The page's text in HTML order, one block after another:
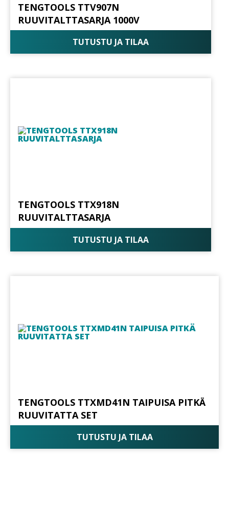
TENGTOOLS TTV907N
RUUVITALTTASARJA 1000V
TUTUSTU JA TILAA
TENGTOOLS TTX918N
RUUVITALTTASARJA
TUTUSTU JA TILAA
TENGTOOLS TTXMD41N TAIPUISA PITKÄ
RUUVITATTA SET
TUTUSTU JA TILAA